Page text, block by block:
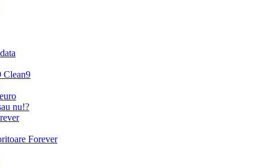
Clean9
nu!?
Forever